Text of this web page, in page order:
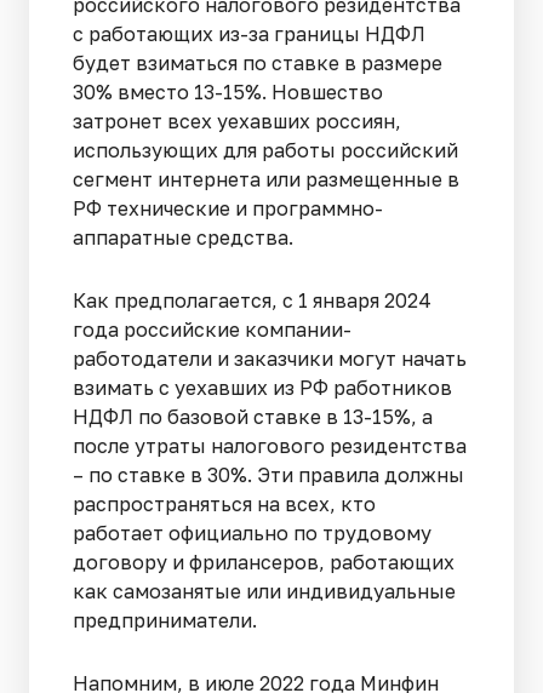
с работающих из-за границы НДФЛ
будет взиматься по ставке в размере
30% вместо 13-15%. Новшество
затронет всех уехавших россиян,
использующих для работы российский
сегмент интернета или размещенные в
РФ технические и программно-
аппаратные средства.
Как предполагается, с 1 января 2024
года российские компании-
работодатели и заказчики могут начать
взимать с уехавших из РФ работников
НДФЛ по базовой ставке в 13-15%, а
после утраты налогового резидентства
– по ставке в 30%. Эти правила должны
распространяться на всех, кто
работает официально по трудовому
договору и фрилансеров, работающих
как самозанятые или индивидуальные
предприниматели.
Напомним, в июле 2022 года Минфин